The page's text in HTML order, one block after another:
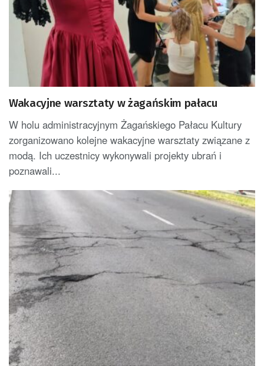
Wakacyjne warsztaty w żagańskim pałacu
W holu administracyjnym Żagańskiego Pałacu Kultury
zorganizowano kolejne wakacyjne warsztaty związane z
modą. Ich uczestnicy wykonywali projekty ubrań i
poznawali...